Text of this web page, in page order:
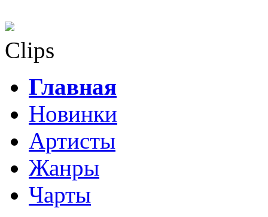
Clips
Главная
Новинки
Артисты
Жанры
Чарты